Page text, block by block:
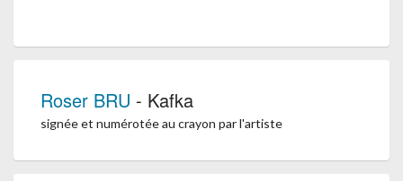
Roser BRU - Kafka
signée et numérotée au crayon par l'artiste